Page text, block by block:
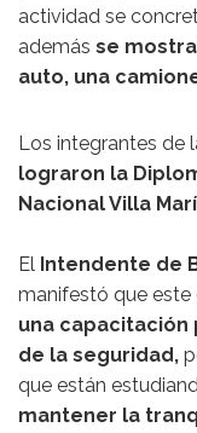
actividad se
además se
auto, una
Los integrantes de
lograron la
Nacional Villa
El Intendente de
manifestó que este
una
de la seguridad,
que están
mantener la